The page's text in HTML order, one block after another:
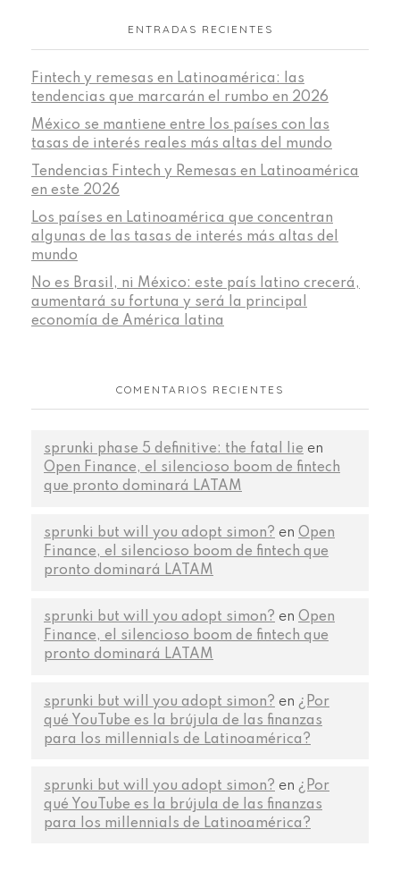
ENTRADAS RECIENTES
Fintech y remesas en Latinoamérica: las
tendencias que marcarán el rumbo en 2026
México se mantiene entre los países con las
tasas de interés reales más altas del mundo
Tendencias Fintech y Remesas en Latinoamérica
en este 2026
Los países en Latinoamérica que concentran
algunas de las tasas de interés más altas del
mundo
No es Brasil, ni México: este país latino crecerá,
aumentará su fortuna y será la principal
economía de América latina
COMENTARIOS RECIENTES
sprunki phase 5 definitive: the fatal lie en
Open Finance, el silencioso boom de fintech
que pronto dominará LATAM
sprunki but will you adopt simon? en Open
Finance, el silencioso boom de fintech que
pronto dominará LATAM
sprunki but will you adopt simon? en Open
Finance, el silencioso boom de fintech que
pronto dominará LATAM
sprunki but will you adopt simon? en ¿Por
qué YouTube es la brújula de las finanzas
para los millennials de Latinoamérica?
sprunki but will you adopt simon? en ¿Por
qué YouTube es la brújula de las finanzas
para los millennials de Latinoamérica?